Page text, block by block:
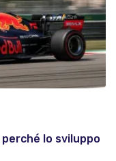
lo sviluppo